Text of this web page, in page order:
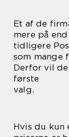
Et af de
mere på
tidligere
som mange
Derfor vil
første
valg.
Hvis du kun